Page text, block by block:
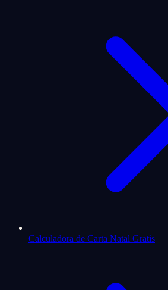
Calculadora de Carta Natal Gratis